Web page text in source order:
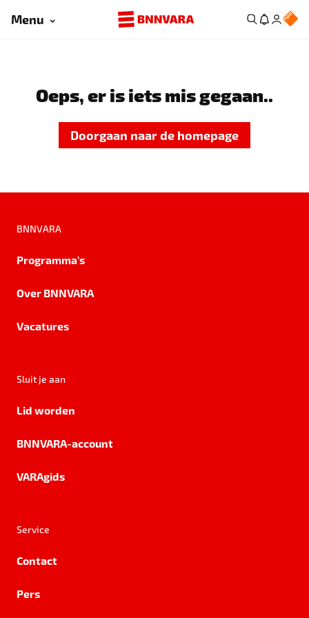
Menu
Oeps, er is iets mis gegaan..
Doorgaan naar de homepage
BNNVARA
Programma's
Over BNNVARA
Vacatures
Sluit je aan
Lid worden
BNNVARA-account
VARAgids
Service
Contact
Pers